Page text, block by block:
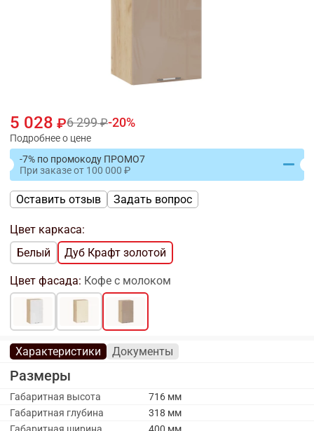
5 028 6 299 20
Подробнее о цене
-7% по промокоду ПРОМО7
При заказеот 100 000
Оставить отзыв Задать вопрос
Цвет каркаса:
Белый
Дуб Крафт золотой
Цвет фасада: Кофе с молоком
Характеристики Документы
Размеры
Габаритная высота
716 мм
Габаритная глубина
318 мм